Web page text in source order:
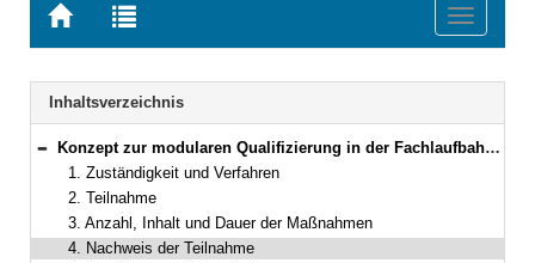
Zur
BAYERN.RECHT
Zur
letzten
Suche
Toggle
Navigation
Inhaltsverzeichnis
Bereich reduzieren
Konzept zur modularen Qualifizierung in der Fachlaufbahn Naturwissenschaft und Technik, fachlicher Schwerpunkt Verwaltungsinformatik (VV-FachV-VI)
1. Zuständigkeit und Verfahren
2. Teilnahme
3. Anzahl, Inhalt und Dauer der Maßnahmen
4. Nachweis der Teilnahme